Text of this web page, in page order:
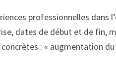
professionnelles
dates de début et de fin,
: « augmentation